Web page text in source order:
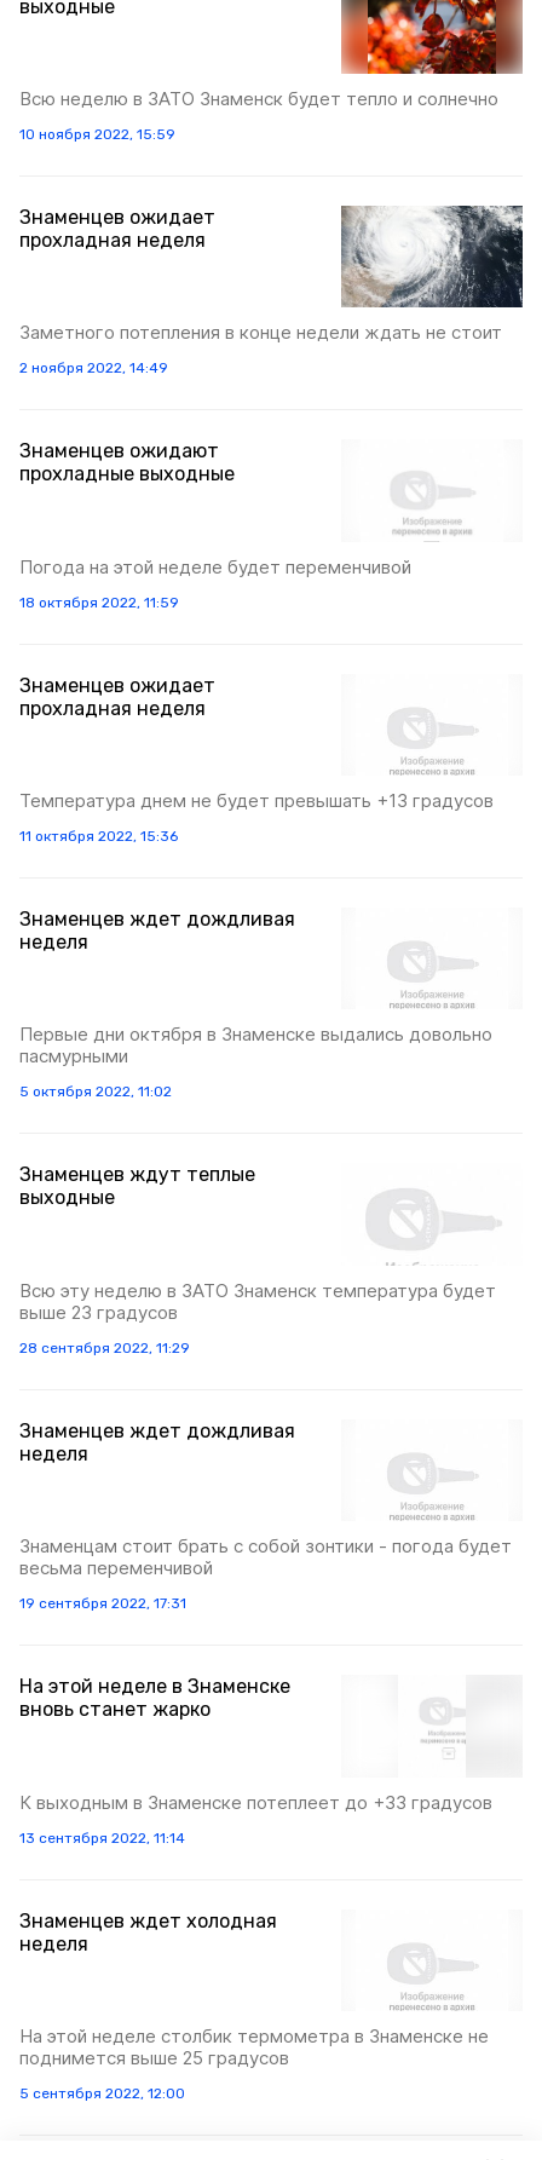
выходные
Всю неделю в ЗАТО Знаменск будет тепло и солнечно
10 ноября 2022, 15:59
Знаменцев ожидает
прохладная неделя
Заметного потепления в конце недели ждать не стоит
2 ноября 2022, 14:49
Знаменцев ожидают
прохладные выходные
Погода на этой неделе будет переменчивой
18 октября 2022, 11:59
Знаменцев ожидает
прохладная неделя
Температура днем не будет превышать +13 градусов
11 октября 2022, 15:36
Знаменцев ждет дождливая
неделя
Первые дни октября в Знаменске выдались довольно
пасмурными
5 октября 2022, 11:02
Знаменцев ждут теплые
выходные
Всю эту неделю в ЗАТО Знаменск температура будет
выше 23 градусов
28 сентября 2022, 11:29
Знаменцев ждет дождливая
неделя
Знаменцам стоит брать с собой зонтики - погода будет
весьма переменчивой
19 сентября 2022, 17:31
На этой неделе в Знаменске
вновь станет жарко
К выходным в Знаменске потеплеет до +33 градусов
13 сентября 2022, 11:14
Знаменцев ждет холодная
неделя
На этой неделе столбик термометра в Знаменске не
поднимется выше 25 градусов
5 сентября 2022, 12:00